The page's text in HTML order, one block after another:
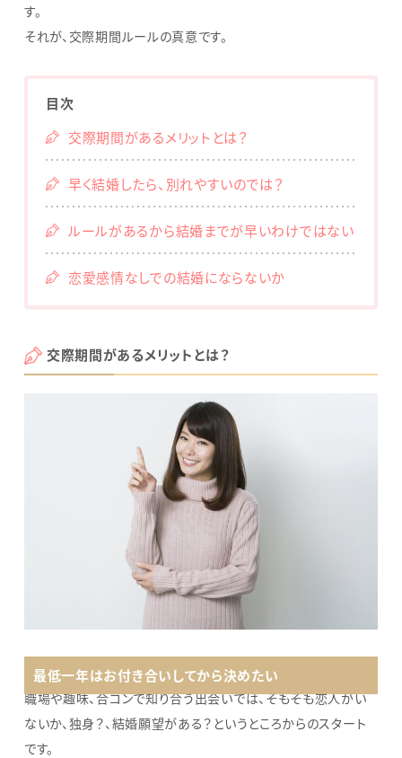
す。
それが、交際期間ルールの真意です。
目次
交際期間があるメリットとは？
早く結婚したら、別れやすいのでは？
ルールがあるから結婚までが早いわけではない
恋愛感情なしでの結婚にならないか
交際期間があるメリットとは？
最低一年はお付き合いしてから決めたい
職場や趣味、合コンで知り合う出会いでは、そもそも恋人がい
ないか、独身？、結婚願望がある？というところからのスタート
です。